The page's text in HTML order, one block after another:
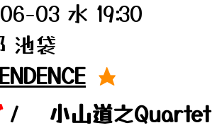
03 水 19:30
池袋
★
/
小山道之Quartet